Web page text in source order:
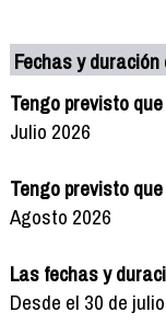
Fechas y
Tengo previsto
Julio 2026
Tengo previsto
Agosto 2026
Las fechas y
Desde el 30 de